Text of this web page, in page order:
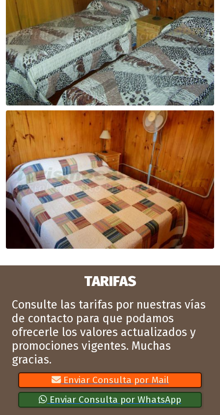
TARIFAS
Consulte las tarifas por nuestras vías
de contacto para que podamos
ofrecerle los valores actualizados y
promociones vigentes. Muchas
gracias.
Enviar Consulta por Mail
Enviar Consulta por WhatsApp